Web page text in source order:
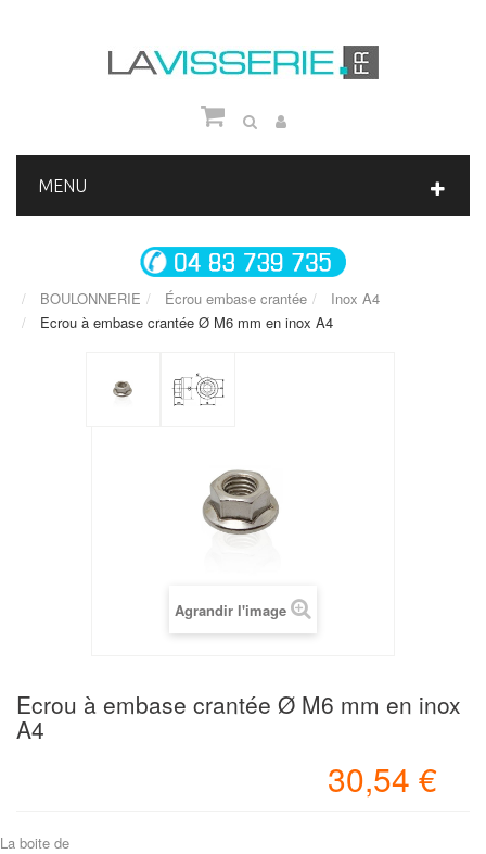
MENU
BOULONNERIE Écrou embase crantée
Inox A4
Ecrou à embase crantée Ø M6 mm en inox A4
Agrandir l'image
Ecrou à embase crantée Ø M6 mm en inox
A4
30,54 €
La boite de